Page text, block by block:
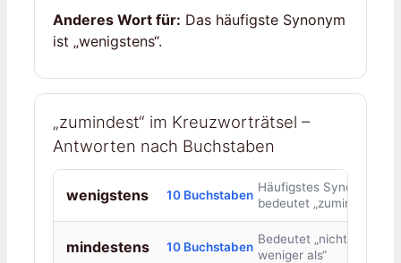
Anderes Wort für: Das häufigste Synonym
ist „wenigstens“.
„zumindest“ im Kreuzworträtsel –
Antworten nach Buchstaben
wenigstens 10 Buchstaben
Häufigstes Synonym,
bedeutet „zumindest“
mindestens 10 Buchstaben
Bedeutet „nicht
weniger als“